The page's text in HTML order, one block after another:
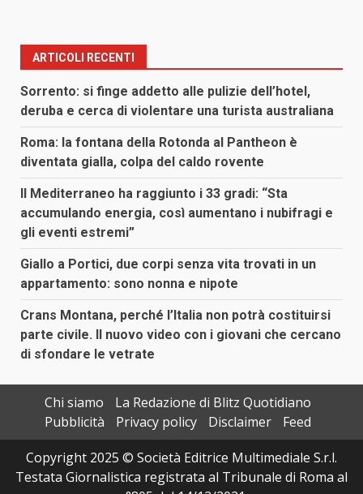
ARTICOLI RECENTI
Sorrento: si finge addetto alle pulizie dell’hotel,
deruba e cerca di violentare una turista australiana
Roma: la fontana della Rotonda al Pantheon è
diventata gialla, colpa del caldo rovente
Il Mediterraneo ha raggiunto i 33 gradi: “Sta
accumulando energia, così aumentano i nubifragi e
gli eventi estremi”
Giallo a Portici, due corpi senza vita trovati in un
appartamento: sono nonna e nipote
Crans Montana, perché l’Italia non potrà costituirsi
parte civile. Il nuovo video con i giovani che cercano
di sfondare le vetrate
Chi siamo
La Redazione di Blitz Quotidiano
Pubblicità
Privacy policy Disclaimer
Feed
Copyright 2025 © Società Editrice Multimediale S.r.l.
Testata Giornalistica registrata al Tribunale di Roma al